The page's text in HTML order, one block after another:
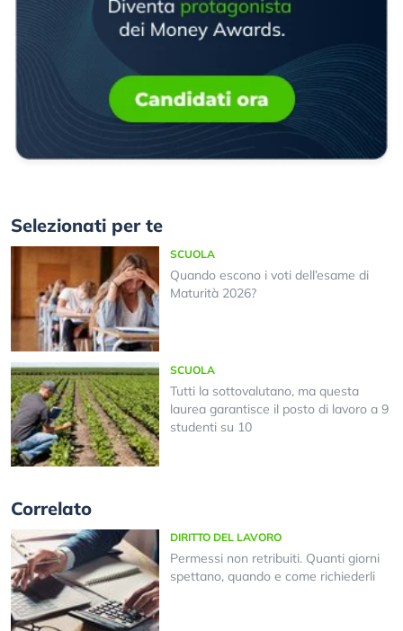
Selezionati per te
SCUOLA
Quando escono i voti dell’esame di
Maturità 2026?
SCUOLA
Tutti la sottovalutano, ma questa
laurea garantisce il posto di lavoro a 9
studenti su 10
Correlato
DIRITTO DEL LAVORO
Permessi non retribuiti. Quanti giorni
spettano, quando e come richiederli